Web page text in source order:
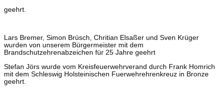
geehrt.
Lars Bremer, Simon Brüsch, Chritian Elsaßer und Sven Krüger
wurden von unserem Bürgermeister mit dem
Brandschutzehrenabzeichen für 25 Jahre geehrt
Stefan Jörs wurde vom Kreisfeuerwehrverand durch Frank Homrich
mit dem Schleswig Holsteinischen Fuerwehrehrenkreuz in Bronze
geehrt.